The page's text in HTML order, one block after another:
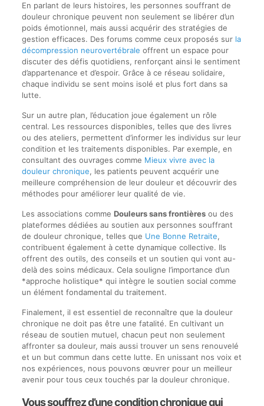
En parlant de leurs histoires, les personnes souffrant de
douleur chronique peuvent non seulement se libérer d’un
poids émotionnel, mais aussi acquérir des stratégies de
gestion efficaces. Des forums comme ceux proposés sur la
décompression neurovertébrale offrent un espace pour
discuter des défis quotidiens, renforçant ainsi le sentiment
d’appartenance et d’espoir. Grâce à ce réseau solidaire,
chaque individu se sent moins isolé et plus fort dans sa
lutte.
Sur un autre plan, l’éducation joue également un rôle
central. Les ressources disponibles, telles que des livres
ou des ateliers, permettent d’informer les individus sur leur
condition et les traitements disponibles. Par exemple, en
consultant des ouvrages comme Mieux vivre avec la
douleur chronique, les patients peuvent acquérir une
meilleure compréhension de leur douleur et découvrir des
méthodes pour améliorer leur qualité de vie.
Les associations comme Douleurs sans frontièresou des
plateformes dédiées au soutien aux personnes souffrant
de douleur chronique, telles que Une Bonne Retraite,
contribuent également à cette dynamique collective. Ils
offrent des outils, des conseils et un soutien qui vont au-
delà des soins médicaux. Cela souligne l’importance d’un
*approche holistique* qui intègre le soutien social comme
un élément fondamental du traitement.
Finalement, il est essentiel de reconnaître que la douleur
chronique ne doit pas être une fatalité. En cultivant un
réseau de soutien mutuel, chacun peut non seulement
affronter sa douleur, mais aussi trouver un sens renouvelé
et un but commun dans cette lutte. En unissant nos voix et
nos expériences, nous pouvons œuvrer pour un meilleur
avenir pour tous ceux touchés par la douleur chronique.
Vous souffrez d’une condition chronique qui